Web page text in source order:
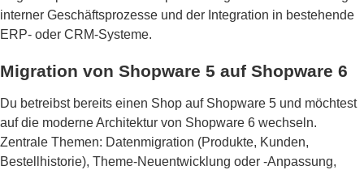
interner Geschäftsprozesse und der Integration in bestehende
ERP- oder CRM-Systeme.
Migration von Shopware 5 auf Shopware 6
Du betreibst bereits einen Shop auf Shopware 5 und möchtest
auf die moderne Architektur von Shopware 6 wechseln.
Zentrale Themen: Datenmigration (Produkte, Kunden,
Bestellhistorie), Theme-Neuentwicklung oder -Anpassung,